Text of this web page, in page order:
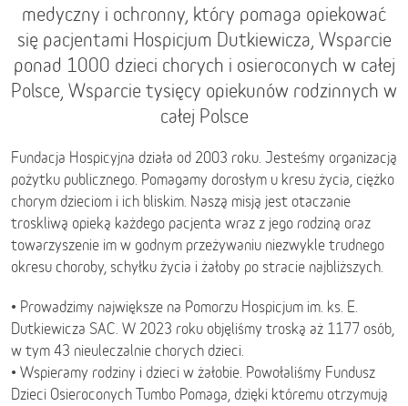
medyczny i ochronny, który pomaga opiekować
się pacjentami Hospicjum Dutkiewicza, Wsparcie
ponad 1000 dzieci chorych i osieroconych w całej
Polsce, Wsparcie tysięcy opiekunów rodzinnych w
całej Polsce
Fundacja Hospicyjna działa od 2003 roku. Jesteśmy organizacją
pożytku publicznego. Pomagamy dorosłym u kresu życia, ciężko
chorym dzieciom i ich bliskim. Naszą misją jest otaczanie
troskliwą opieką każdego pacjenta wraz z jego rodziną oraz
towarzyszenie im w godnym przeżywaniu niezwykle trudnego
okresu choroby, schyłku życia i żałoby po stracie najbliższych.
• Prowadzimy największe na Pomorzu Hospicjum im. ks. E.
Dutkiewicza SAC. W 2023 roku objęliśmy troską aż 1177 osób,
w tym 43 nieuleczalnie chorych dzieci.
• Wspieramy rodziny i dzieci w żałobie. Powołaliśmy Fundusz
Dzieci Osieroconych Tumbo Pomaga, dzięki któremu otrzymują